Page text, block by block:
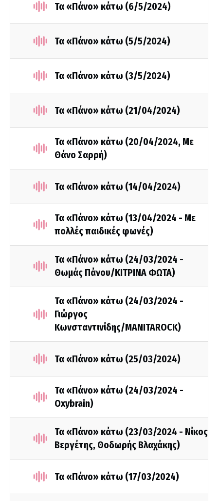
Τα «Πάνο» κάτω (6/5/2024)
Τα «Πάνο» κάτω (5/5/2024)
Τα «Πάνο» κάτω (3/5/2024)
Τα «Πάνο» κάτω (21/04/2024)
Τα «Πάνο» κάτω (20/04/2024, Με
Θάνο Σαρρή)
Τα «Πάνο» κάτω (14/04/2024)
Τα «Πάνο» κάτω (13/04/2024 - Με
πολλές παιδικές φωνές)
Τα «Πάνο» κάτω (24/03/2024 -
Θωμάς Πάνου/ΚΙΤΡΙΝΑ ΦΩΤΑ)
Τα «Πάνο» κάτω (24/03/2024 -
Γιώργος
Κωνσταντινίδης/MANITAROCK)
Τα «Πάνο» κάτω (25/03/2024)
Τα «Πάνο» κάτω (24/03/2024 -
Oxybrain)
Τα «Πάνο» κάτω (23/03/2024 - Νίκος
Βεργέτης, Θοδωρής Βλαχάκης)
Τα «Πάνο» κάτω (17/03/2024)